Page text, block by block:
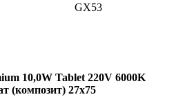
GX53
10,0W Tablet 220V 6000K
(композит) 27x75